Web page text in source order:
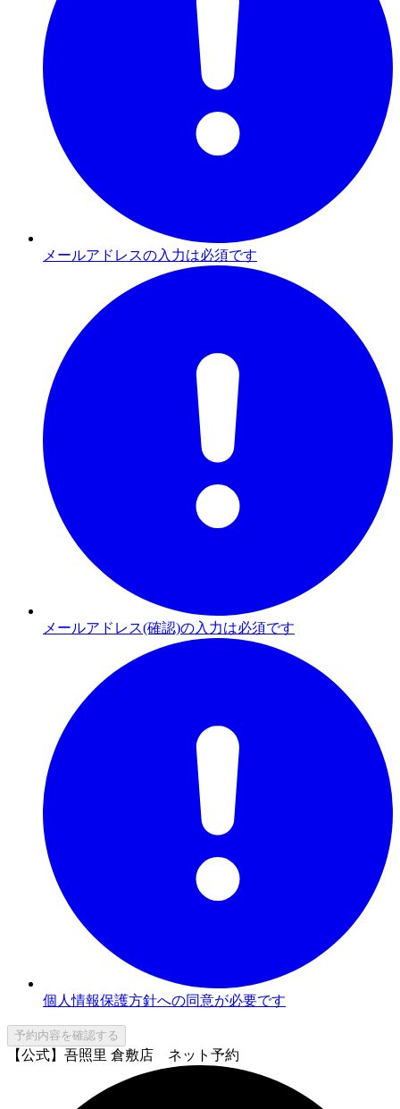
メールアドレスの入力は必須です
メールアドレス(確認)の入力は必須です
個人情報保護方針への同意が必要です
予約内容を確認する
【公式】吾照里 倉敷店 ネット予約